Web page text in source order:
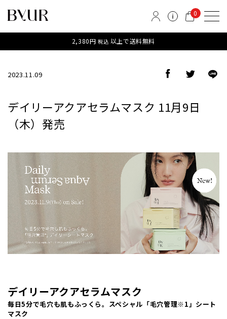
0
2,380円税込 以上で送料無料
2023.11.09
デイリーアクアセラムマスク 11月9日
（木）発売
デイリーアクアセラムマスク
毎日5分で毛穴も肌もふっくら。スペシャル「毛穴管理※1」シート
マスク